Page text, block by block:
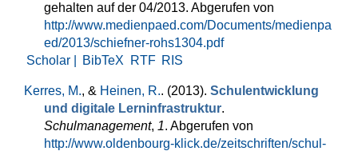
gehalten auf der 04/2013. Abgerufen von
http://www.medienpaed.com/Documents/medienpa
ed/2013/schiefner-rohs1304.pdf
Scholar |
BibTeX RTF RIS
Kerres, M., & Heinen, R.. (2013). Schulentwicklung
und digitale Lerninfrastruktur.
Schulmanagement, 1. Abgerufen von
http://www.oldenbourg-klick.de/zeitschriften/schul-